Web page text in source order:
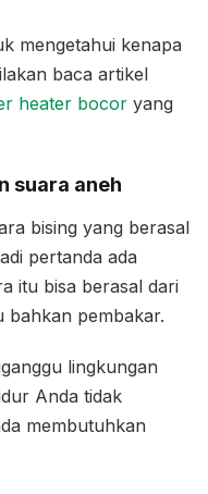
mengetahui kenapa
baca artikel
heater bocor yang
suara aneh
bising yang berasal
pertanda ada
itu bisa berasal dari
bahkan pembakar.
lingkungan
Anda tidak
membutuhkan